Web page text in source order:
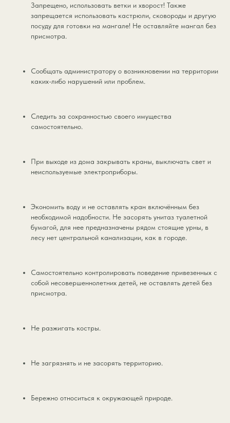
Запрещено, использовать ветки и хворост! Также
запрещается использовать кастрюли, сковороды и другую
посуду для готовки на мангале! Не оставляйте мангал без
присмотра.
Сообщать администратору о возникновении на территории
каких-либо нарушений или проблем.
Следить за сохранностью своего имущества
самостоятельно.
При выходе из дома закрывать краны, выключать свет и
неиспользуемые электроприборы.
Экономить воду и не оставлять кран включённым без
необходимой надобности. Не засорять унитаз туалетной
бумагой, для нее предназначены рядом стоящие урны, в
лесу нет центральной канализации, как в городе.
Самостоятельно контролировать поведение привезенных с
собой несовершеннолетних детей, не оставлять детей без
присмотра.
Не разжигать костры.
Не загрязнять и не засорять территорию.
Бережно относиться к окружающей природе.